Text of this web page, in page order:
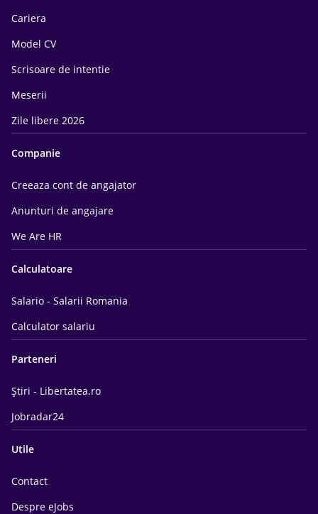
Cariera
Model CV
Scrisoare de intentie
Meserii
Zile libere 2026
Companie
Creeaza cont de angajator
Anunturi de angajare
We Are HR
Calculatoare
Salario - Salarii Romania
Calculator salariu
Parteneri
Știri - Libertatea.ro
Jobradar24
Utile
Contact
Despre eJobs